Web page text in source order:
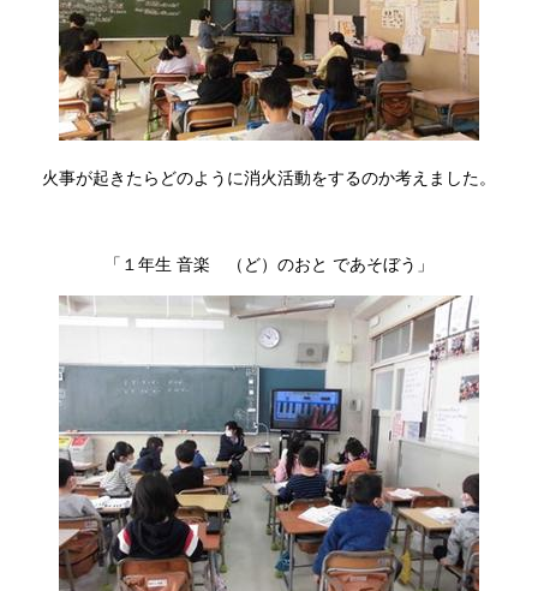
火事が起きたらどのように消火活動をするのか考えました。
「１年生 音楽 （ど）のおと であそぼう」